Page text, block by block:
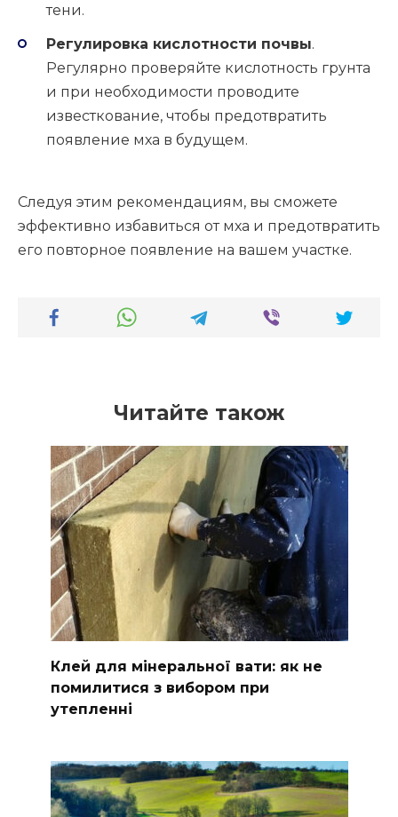
тени.
Регулировка кислотности почвы.
Регулярно проверяйте кислотность грунта
и при необходимости проводите
известкование, чтобы предотвратить
появление мха в будущем.
Следуя этим рекомендациям, вы сможете
эффективно избавиться от мха и предотвратить
его повторное появление на вашем участке.
Читайте також
Клей для мінеральної вати: як не
помилитися з вибором при
утепленні